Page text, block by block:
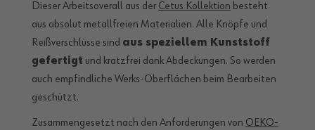
Dieser Arbeitsoverall aus der Cetus Kollektion besteht
aus absolut metallfreien Materialien. Alle Knöpfe und
Reißverschlüsse sind aus speziellem Kunststoff
gefertigt und kratzfrei dank Abdeckungen. So werden
auch empfindliche Werks-Oberflächen beim Bearbeiten
geschützt.
Zusammengesetzt nach den Anforderungen von OEKO-